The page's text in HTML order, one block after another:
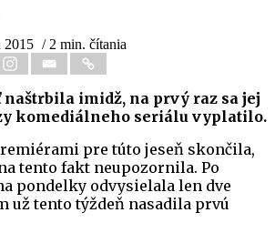
2015 / 2 min. čítania
imidž, na prvý raz sa jej
komediálneho seriálu vyplatilo.
pre túto jeseň skončila,
tento fakt neupozornila. Po
pondelky odvysielala len dve
už tento týždeň nasadila prvú